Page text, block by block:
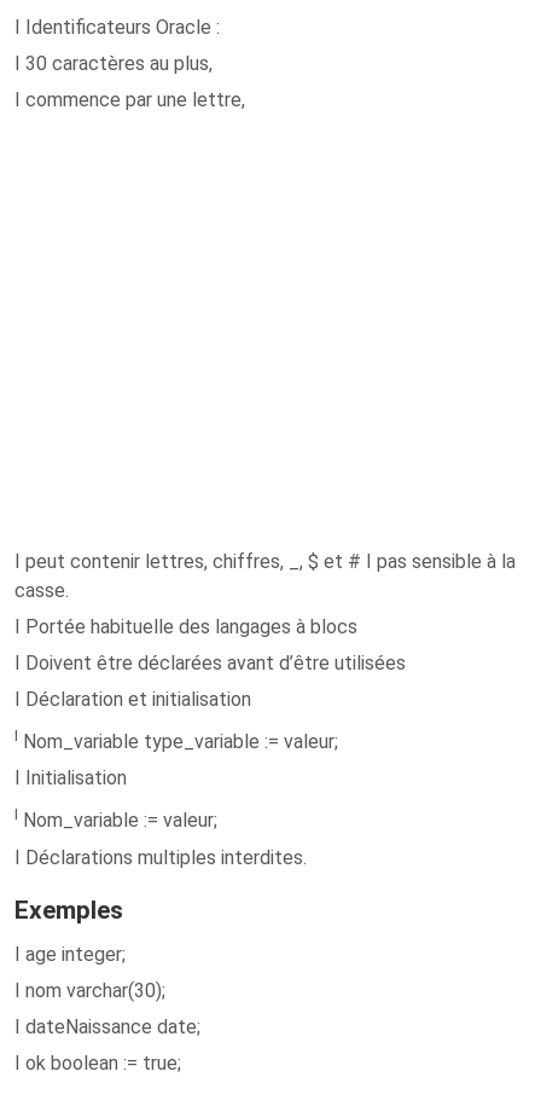
I Identificateurs Oracle :
I 30 caractères au plus,
I commence par une lettre,
I peut contenir lettres, chiffres, _, $ et # I pas sensible à la
casse.
I Portée habituelle des langages à blocs
I Doivent être déclarées avant d’être utilisées
I Déclaration et initialisation
I Nom_variable type_variable := valeur;
I Initialisation
I Nom_variable := valeur;
I Déclarations multiples interdites.
Exemples
I age integer;
I nom varchar(30);
I dateNaissance date;
I ok boolean := true;